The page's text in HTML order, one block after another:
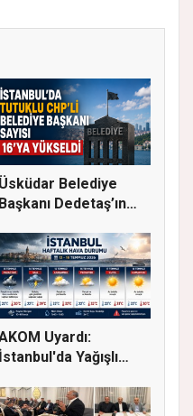
Üsküdar Belediye
Başkanı Dedetaş’ın
Uyardı:
İstanbul'da Yağışlı